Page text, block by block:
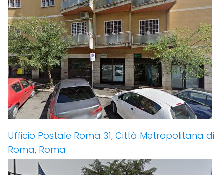
Ufficio Postale Roma 31, Città Metropolitana di
Roma, Roma